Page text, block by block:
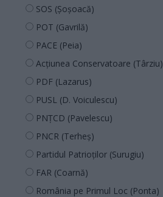
SOS (Șoșoacă)
POT (Gavrilă)
PACE (Peia)
Acțiunea Conservatoare (Târziu)
PDF (Lazarus)
PUSL (D. Voiculescu)
PNȚCD (Pavelescu)
PNCR (Terheș)
Partidul Patrioților (Surugiu)
FAR (Coarnă)
România pe Primul Loc (Ponta)